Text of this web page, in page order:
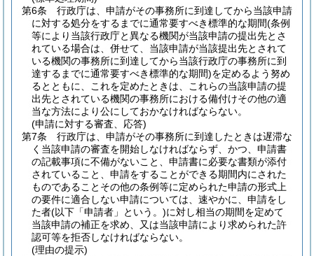
第6条
行政庁は、申請がその事務所に到達してから当該申請
に対する処分をするまでに通常要すべき標準的な期間(条例
等により当該行政庁と異なる機関が当該申請の提出先とさ
れている場合は、併せて、当該申請が当該提出先とされて
いる機関の事務所に到達してから当該行政庁の事務所に到
達するまでに通常要すべき標準的な期間)を定めるよう努め
るとともに、これを定めたときは、これらの当該申請の提
出先とされている機関の事務所における備付けその他の適
当な方法により公にしておかなければならない。
(申請に対する審査、応答)
第7条
行政庁は、申請がその事務所に到達したときは遅滞な
く当該申請の審査を開始しなければならず、かつ、申請書
の記載事項に不備がないこと、申請書に必要な書類が添付
されていること、申請をすることができる期間内にされた
ものであることその他の条例等に定められた申請の形式上
の要件に適合しない申請については、速やかに、申請をし
た者(以下「申請者」という。)に対し相当の期間を定めて
当該申請の補正を求め、又は当該申請により求められた許
認可等を拒否しなければならない。
(理由の提示)